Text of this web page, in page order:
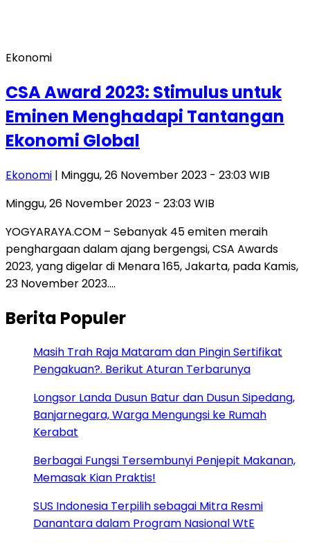
Ekonomi
CSA Award 2023: Stimulus untuk
Eminen Menghadapi Tantangan
Ekonomi Global
Ekonomi | Minggu, 26 November 2023 - 23:03 WIB
Minggu, 26 November 2023 - 23:03 WIB
YOGYARAYA.COM – Sebanyak 45 emiten meraih
penghargaan dalam ajang bergengsi, CSA Awards
2023, yang digelar di Menara 165, Jakarta, pada Kamis,
23 November 2023….
Berita Populer
Masih Trah Raja Mataram dan Pingin Sertifikat
Pengakuan?. Berikut Aturan Terbarunya
Longsor Landa Dusun Batur dan Dusun Sipedang,
Banjarnegara, Warga Mengungsi ke Rumah
Kerabat
Berbagai Fungsi Tersembunyi Penjepit Makanan,
Memasak Kian Praktis!
SUS Indonesia Terpilih sebagai Mitra Resmi
Danantara dalam Program Nasional WtE